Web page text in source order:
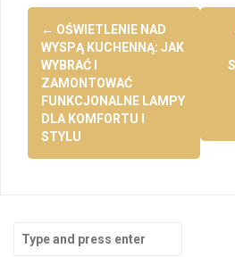
Post
navigation
← OŚWIETLENIE NAD
WYSPĄ KUCHENNĄ: JAK
WYBRAĆ I
ZAMONTOWAĆ
FUNKCJONALNE LAMPY
DLA KOMFORTU I
STYLU
for: